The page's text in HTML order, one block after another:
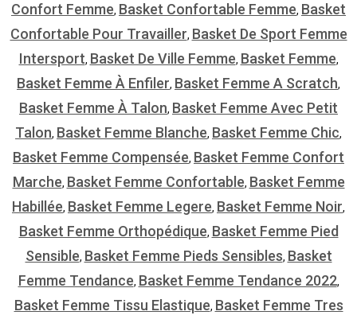
Confort Femme, Basket Confortable Femme, Basket
Confortable Pour Travailler, Basket De Sport Femme
Intersport, Basket De Ville Femme, Basket Femme,
Basket Femme À Enfiler, Basket Femme A Scratch,
Basket Femme À Talon, Basket Femme Avec Petit
Talon, Basket Femme Blanche, Basket Femme Chic,
Basket Femme Compensée, Basket Femme Confort
Marche, Basket Femme Confortable, Basket Femme
Habillée, Basket Femme Legere, Basket Femme Noir,
Basket Femme Orthopédique, Basket Femme Pied
Sensible, Basket Femme Pieds Sensibles, Basket
Femme Tendance, Basket Femme Tendance 2022,
Basket Femme Tissu Elastique, Basket Femme Tres